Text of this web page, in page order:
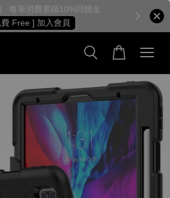
每筆消費累積10%回饋金
Free ] 加入會員